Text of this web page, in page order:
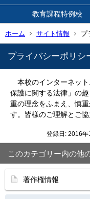
教育課程特例校
ホーム サイト情報 プ
プライバシーポリシ
本校のインターネット
保護に関する法律」の
重の理念をふまえ、慎
す。 皆様のご理解とご
登録日: 2016
このカテゴリー内の他
著作権情報